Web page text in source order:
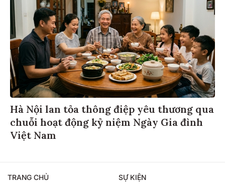
Hà Nội lan tỏa thông điệp yêu thương qua
chuỗi hoạt động kỷ niệm Ngày Gia đình
Việt Nam
TRANG CHỦ SỰ KIỆN